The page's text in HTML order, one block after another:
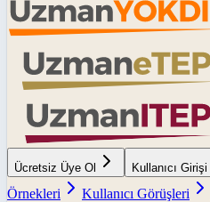
Ücretsiz Üye Ol Kullanıcı Girişi
Örnekleri
Kullanıcı Görüşleri